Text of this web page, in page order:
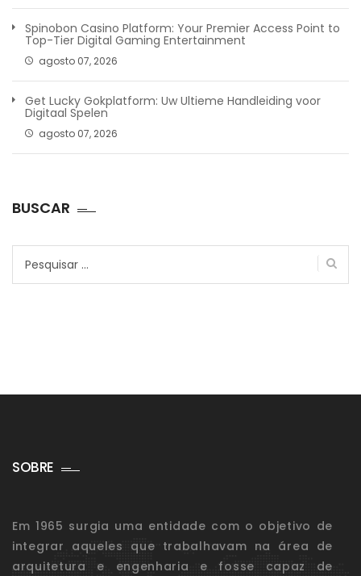
Spinobon Casino Platform: Your Premier Access Point to
Top-Tier Digital Gaming Entertainment
agosto 07, 2026
Get Lucky Gokplatform: Uw Ultieme Handleiding voor
Digitaal Spelen
agosto 07, 2026
BUSCAR
SOBRE
Em 1965 surgia uma entidade com o objetivo de
integrar aqueles que trabalhavam na área de
arquitetura e engenharia e fosse capaz de